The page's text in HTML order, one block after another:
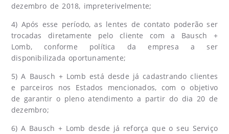
dezembro de 2018, impreterivelmente;
4) Após esse período, as lentes de contato poderão ser
trocadas diretamente pelo cliente com a Bausch +
Lomb, conforme política da empresa a ser
disponibilizada oportunamente;
5) A Bausch + Lomb está desde já cadastrando clientes
e parceiros nos Estados mencionados, com o objetivo
de garantir o pleno atendimento a partir do dia 20 de
dezembro;
6) A Bausch + Lomb desde já reforça que o seu Serviço